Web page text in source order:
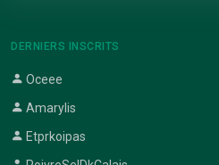
DERNIERS INSCRITS
Oceee
Amarylis
Etprkoipas